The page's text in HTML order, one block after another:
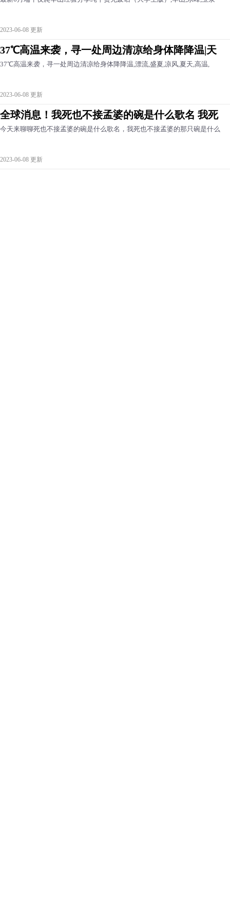
2023-06-08 更新
37℃高温来袭，寻一处周边清凉给身体降降温|天
37℃高温来袭，寻一处周边清凉给身体降降温,漂流,盛夏,凉风,夏天,高温,
2023-06-08 更新
全球消息！我死也不接孟婆的碗是什么歌名 我死
今天来聊聊死也不接孟婆的碗是什么歌名，我死也不接孟婆的那只碗是什么
2023-06-08 更新